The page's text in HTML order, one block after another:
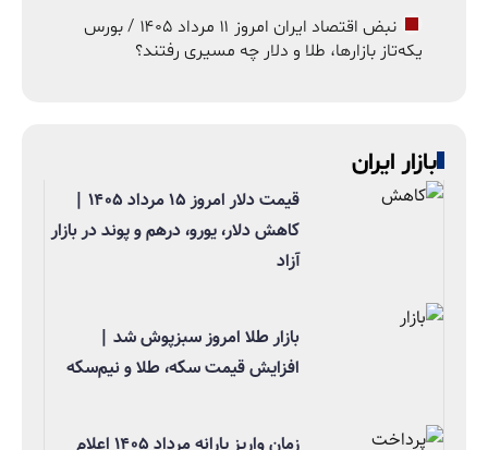
نبض اقتصاد ایران امروز ۱۱ مرداد ۱۴۰۵ / بورس
یکه‌تاز بازارها، طلا و دلار چه مسیری رفتند؟
بازار ایران
قیمت دلار امروز ۱۵ مرداد ۱۴۰۵ |
کاهش دلار، یورو، درهم و پوند در بازار
آزاد
بازار طلا امروز سبزپوش شد |
افزایش قیمت سکه، طلا و نیم‌سکه
زمان واریز یارانه مرداد ۱۴۰۵ اعلام